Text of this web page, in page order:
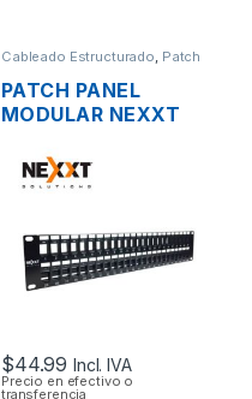
Cableado Estructurado, Patch
PATCH PANEL
MODULAR NEXXT
DE 48 PUERTOS
RACK DE 19″
$44.99 Incl. IVA
Precio en efectivo o
transferencia